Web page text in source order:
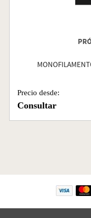
Precio desde:
Consultar